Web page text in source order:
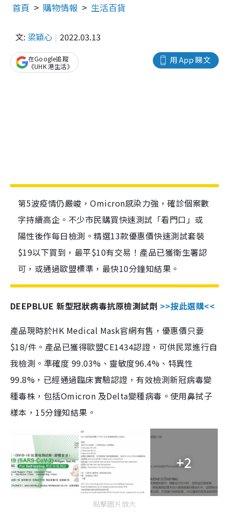
首頁 購物情報 生活百貨
文: 梁穎心 2022.03.13
用 App 睇文
在Google追蹤
《UHK 港生活》
第5波疫情仍嚴峻，Omicron感染力強，確診個案數
字持續高企。不少市民購買快速測試「看門口」或
陽性後作每日檢測。精選13款優惠價快速測試套裝
$19以下買到，最平$10有交易！產品已獲衛生署認
可，或通過歐盟標準，最快10分鐘知結果。
DEEPBLUE 新型冠狀病毒抗原檢測試劑 >>按此選購<<
產品現時於HK Medical Mask官網有售，優惠價只要
$18/件。產品已獲得歐盟CE1434認證，可供民眾進行自
我檢測。準確度 99.03%、靈敏度96.4%、特異性
99.8%，已經通過臨床實驗認證，有效檢測新冠病毒變
種毒株，包括Omicron 及Delta變種病毒。使用鼻拭子
樣本，15分鐘知結果。
+2
點擊圖片放大